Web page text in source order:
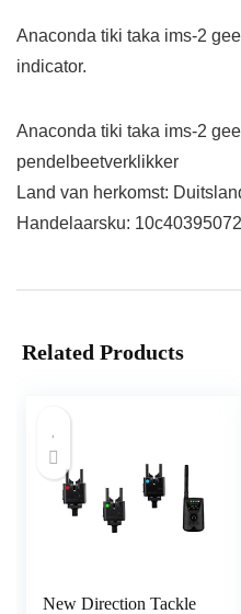
Anaconda tiki taka ims-2
indicator.
Anaconda tiki taka ims-2
pendelbeetverklikker
Land van herkomst:
Handelaarsku:
Related Products
New Direction Tackle